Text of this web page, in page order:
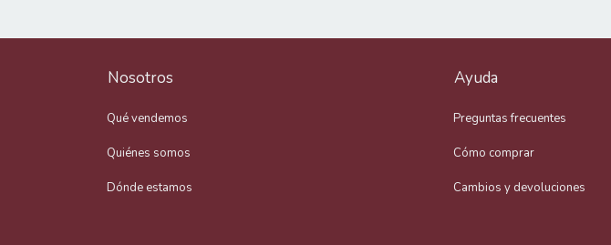
Nosotros
Qué vendemos
Quiénes somos
Dónde estamos
Ayuda
Preguntas frecuentes
Cómo comprar
Cambios y devoluciones